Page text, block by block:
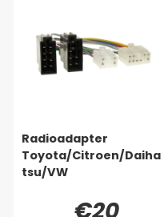
Radioadapter
Toyota/Citroen/Daiha
tsu/VW
€20